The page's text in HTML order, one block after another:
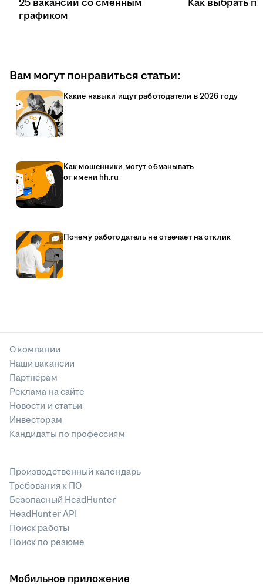
25 вакансий со сменным
графиком
Как выбрать
Вам могут понравиться статьи:
Какие навыки ищут работодатели в 2026 году
Как мошенники могут обманывать
от имени hh.ru
Почему работодатель не отвечает на отклик
О компании
Наши вакансии
Партнерам
Реклама на сайте
Новости и статьи
Инвесторам
Кандидаты по профессиям
Производственный календарь
Требования к ПО
Безопасный HeadHunter
HeadHunter API
Поиск работы
Поиск по резюме
Мобильное приложение